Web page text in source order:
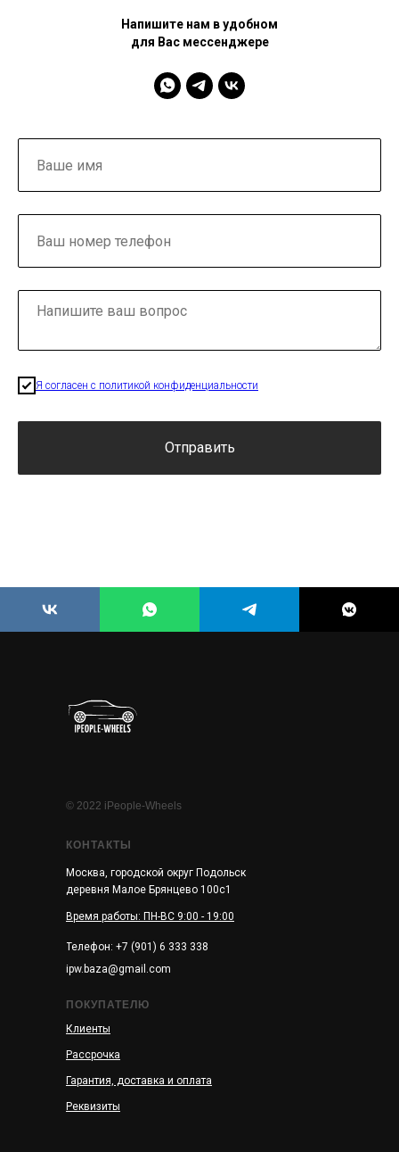
Напишите нам в удобном
для Вас мессенджере
Я согласен с политикой конфиденциальности
Отправить
КОНТАКТЫ
Москва, городской округ Подольск
деревня Малое Брянцево 100с1
ipw.baza@gmail.com
Гарантия, доставка и оплата
Рассрочка
Клиенты
Реквизиты
ПОКУПАТЕЛЮ
© 2022 iPeople-Wheels
Телефон: +7 (901) 6 333 338
Время работы: ПН-ВС 9:00 - 19:00